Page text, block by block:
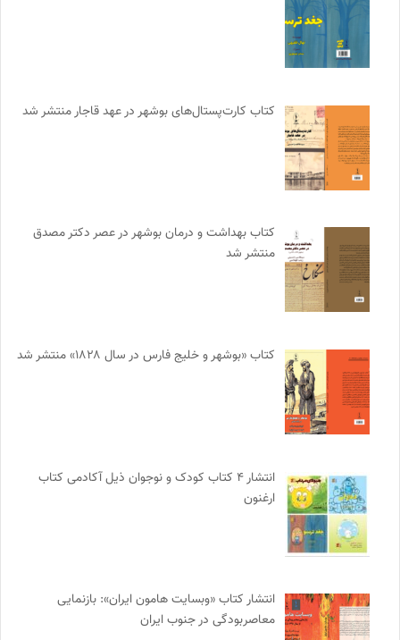
کتاب کارت‌پستال‌های بوشهر در عهد قاجار منتشر شد
کتاب بهداشت و درمان بوشهر در عصر دکتر مصدق
منتشر شد
کتاب «بوشهر و خلیج فارس در سال ۱۸۲۸» منتشر شد
انتشار ۴ کتاب کودک و نوجوان ذیل آکادمی کتاب
ارغنون
انتشار کتاب «وبسایت هامون ایران»: بازنمایی
معاصربودگی در جنوب ایران